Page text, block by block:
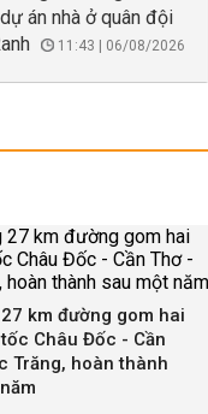
án nhà ở quân đội
11:43 | 06/08/2026
km đường gom hai
Châu Đốc - Cần
Trăng, hoàn thành